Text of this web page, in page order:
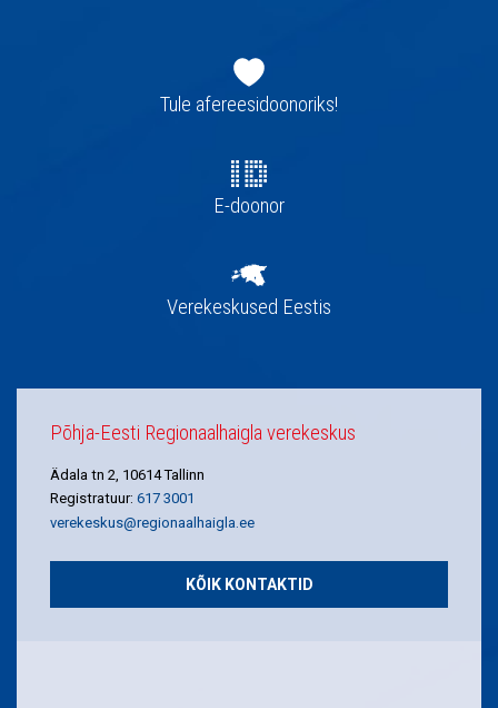
navigatsioonTule afereesidoonoriks!
E-doonor
Verekeskused Eestis
Põhja-Eesti Regionaalhaigla verekeskus
Ädala tn 2, 10614 Tallinn
Registratuur: 617 3001
verekeskus@regionaalhaigla.ee
KÕIK KONTAKTID